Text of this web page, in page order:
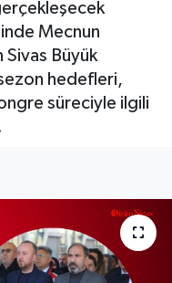
Mecnun
Büyük
hedefleri,
süreciyle ilgili